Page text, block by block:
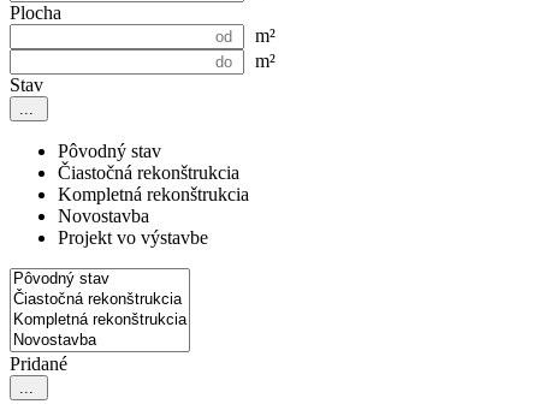
Plocha
m²
m²
Stav
Pôvodný stav
Čiastočná rekonštrukcia
Kompletná rekonštrukcia
Novostavba
Projekt vo výstavbe
Pridané